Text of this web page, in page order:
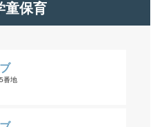
童保育
番地